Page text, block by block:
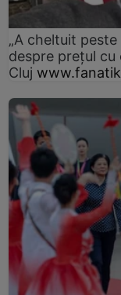
„A cheltuit
despre prețul cu
Cluj